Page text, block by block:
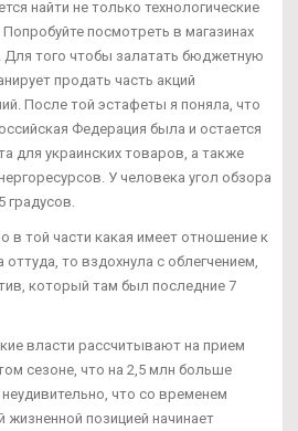
найти не только технологические
посмотреть в магазинах
Для того чтобы залатать бюджетную
продать часть акций
После той эстафеты я поняла, что
Федерация была и остается
для украинских товаров, а также
У человека угол обзора
градусов.
в той части какая имеет отношение к
то вздохнула с облегчением,
который там был последние 7
власти рассчитывают на прием
сезоне, что на 2,5 млн больше
что со временем
жизненной позицией начинает